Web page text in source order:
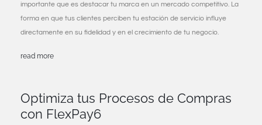
importante que es destacar tu marca en un mercado competitivo. La
forma en que tus clientes perciben tu estación de servicio influye
directamente en su fidelidad y en el crecimiento de tu negocio.
read more
Optimiza tus Procesos de Compras
con FlexPay6